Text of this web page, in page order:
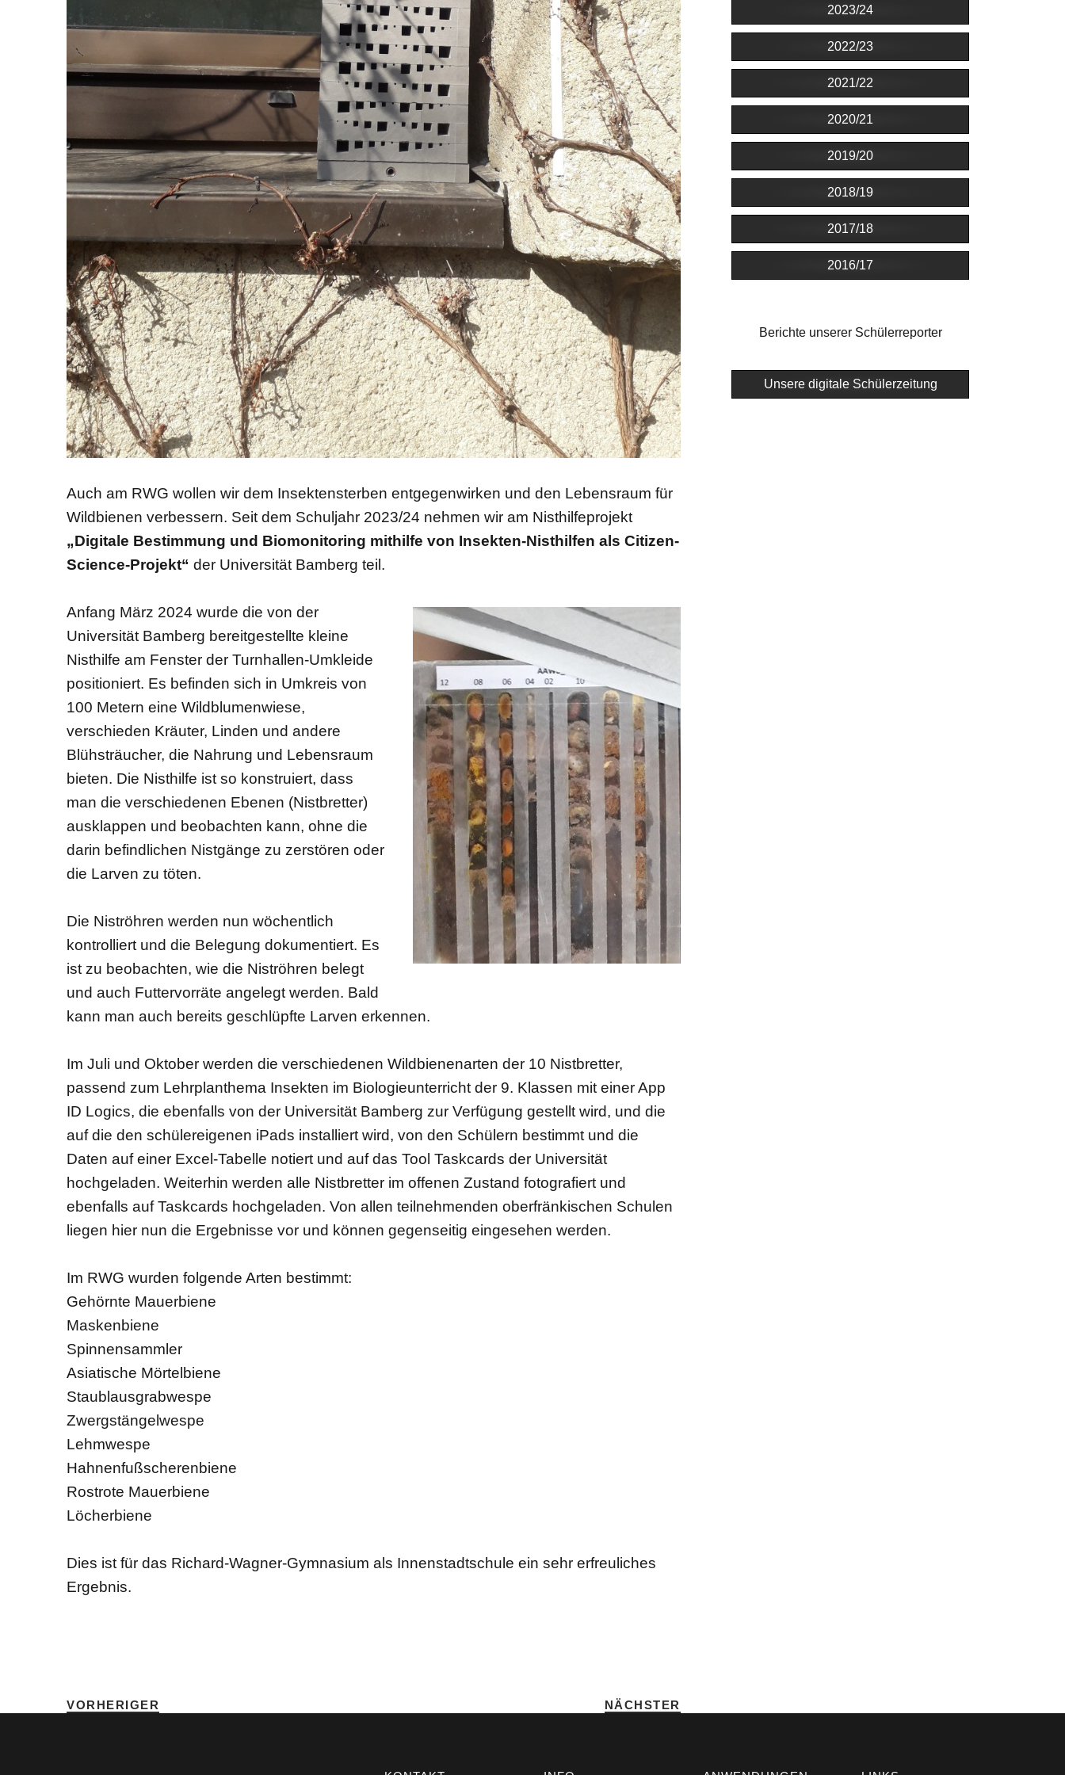
Auch am RWG wollen wir dem Insektensterben entgegenwirken und den Lebensraum für
Wildbienen verbessern. Seit dem Schuljahr 2023/24 nehmen wir am Nisthilfeprojekt
„Digitale Bestimmung und Biomonitoring mithilfe von Insekten-Nisthilfen als Citizen-
Science-Projekt“ der Universität Bamberg teil.
Anfang März 2024 wurde die von der
Universität Bamberg bereitgestellte kleine
Nisthilfe am Fenster der Turnhallen-Umkleide
positioniert. Es befinden sich in Umkreis von
100 Metern eine Wildblumenwiese,
verschieden Kräuter, Linden und andere
Blühsträucher, die Nahrung und Lebensraum
bieten. Die Nisthilfe ist so konstruiert, dass
man die verschiedenen Ebenen (Nistbretter)
ausklappen und beobachten kann, ohne die
darin befindlichen Nistgänge zu zerstören oder
die Larven zu töten.
Die Niströhren werden nun wöchentlich
kontrolliert und die Belegung dokumentiert. Es
ist zu beobachten, wie die Niströhren belegt
und auch Futtervorräte angelegt werden. Bald
kann man auch bereits geschlüpfte Larven erkennen.
Im Juli und Oktober werden die verschiedenen Wildbienenarten der 10 Nistbretter,
passend zum Lehrplanthema Insekten im Biologieunterricht der 9. Klassen mit einer App
ID Logics, die ebenfalls von der Universität Bamberg zur Verfügung gestellt wird, und die
auf die den schülereigenen iPads installiert wird, von den Schülern bestimmt und die
Daten auf einer Excel-Tabelle notiert und auf das Tool Taskcards der Universität
hochgeladen. Weiterhin werden alle Nistbretter im offenen Zustand fotografiert und
ebenfalls auf Taskcards hochgeladen. Von allen teilnehmenden oberfränkischen Schulen
liegen hier nun die Ergebnisse vor und können gegenseitig eingesehen werden.
Im RWG wurden folgende Arten bestimmt:
Gehörnte Mauerbiene
Maskenbiene
Spinnensammler
Asiatische Mörtelbiene
Staublausgrabwespe
Zwergstängelwespe
Lehmwespe
Hahnenfußscherenbiene
Rostrote Mauerbiene
Löcherbiene
Dies ist für das Richard-Wagner-Gymnasium als Innenstadtschule ein sehr erfreuliches
Ergebnis.
VORHERIGER NÄCHSTER
2023/24
2022/23
2021/22
2020/21
2019/20
2018/19
2017/18
2016/17
Berichte unserer Schülerreporter
Unsere digitale Schülerzeitung